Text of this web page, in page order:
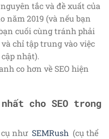
tắc và đề xuất của
năm 2019 (và nếu bạn
cuối cùng tránh phải
chỉ tập trung vào việc
nhật).
co hơn về SEO hiện
cho SEO trong
cụ như SEMRush (cụ thể